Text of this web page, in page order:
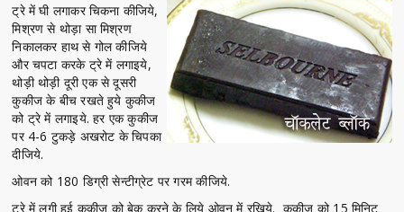
ट्रे में घी लगाकर चिकना कीजिये,
मिश्रण से थोड़ा सा मिश्रण
निकालकर हाथ से गोल कीजिये
और चपटा करके ट्रे में लगाइये,
थोड़ी थोड़ी दूरी एक से दूसरी
कुकीज के बीच रखते हुये कुकीज
को ट्रे में लगाइये. हर एक कुकीज
पर 4-6 टुकड़े अखरोट के चिपका
दीजिये.
ओवन को 180 डिग्री सेन्टीग्रेट पर गरम कीजिये.
ट्रे में लगी हुई कुकीज को बेक करने के लिये ओवन में रखिये. कुकीज को 15 मिनिट